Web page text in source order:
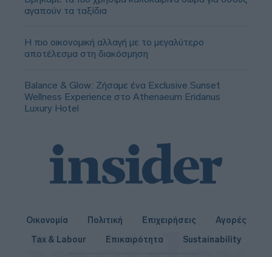
αγαπούν τα ταξίδια
Η πιο οικονομική αλλαγή με το μεγαλύτερο
αποτέλεσμα στη διακόσμηση
Balance & Glow: Ζήσαμε ένα Exclusive Sunset
Wellness Experience στο Athenaeum Eridanus
Luxury Hotel
Οικονομία Πολιτική Επιχειρήσεις
Αγορές
Tax & Labour
Επικαιρότητα Sustainability